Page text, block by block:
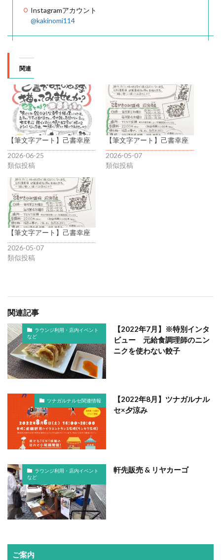
Instagramアカウント
@kakinomi114
関連
【筆文字アート】己書幸座
2026-06-25
類似投稿
【筆文字アート】己書幸座
2026-05-07
類似投稿
【筆文字アート】己書幸座
2026-05-07
類似投稿
関連記事
ラウンジ利用・店内イベント
など
【2022年7月】※特別インタ
ビュー 元給食調理師のニン
ニクを使わない餃子
ツナガルナルセ関連情報
【2022年8月】ツナガルナル
セ×夕涼み
ラウンジ利用・店内イベント
など
軒先販売 & リヤカーゴ
ご案内